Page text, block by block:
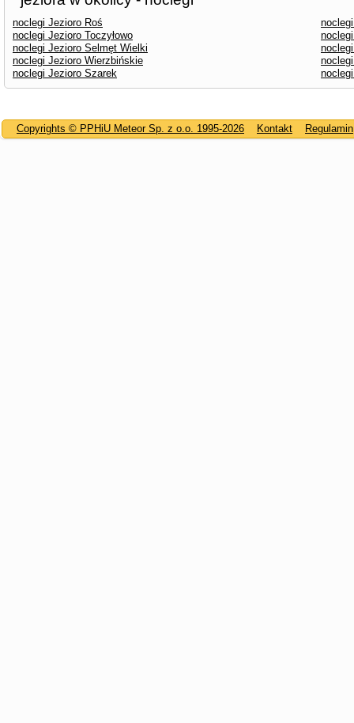
noclegi Jezioro Roś
noclegi Jezioro Toczyłowo
noclegi Jezioro Selmęt Wielki
noclegi Jezioro Wierzbińskie
noclegi Jezioro Szarek
Copyrights © PPHiU Meteor Sp. z o.o. 1995-2026 Kontakt Regulamin